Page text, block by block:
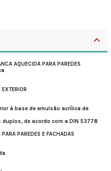
AQUECIDA PARA PAREDES
à base de emulsão acrílica de
de acordo com a DIN 53778
PAREDES E FACHADAS